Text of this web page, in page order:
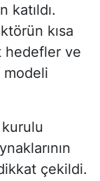
katıldı.
kısa
hedefler ve
çekildi.